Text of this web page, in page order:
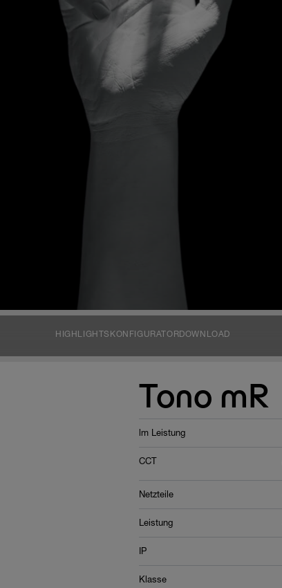
HIGHLIGHTS KONFIGURATORDOWNLOAD
Tono mR
lm Leistung
CCT
Netzteile
Leistung
IP
Klasse